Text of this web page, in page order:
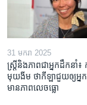
31 មករា 2025
ស្រ្តី​និង​ភាព​ជា​អ្នក​ដឹកនាំ៖
មុយងីម ថា​កីឡា​ជួយឲ្យ​អ្នក
មាន​ភាព​លេចធ្លោ